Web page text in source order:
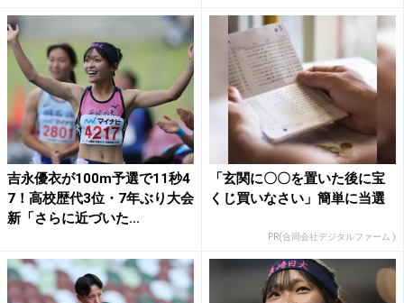
吉永優衣が100m予選で11秒4
7！高校歴代3位・7年ぶり大会
新「さらに近づいた...
「玄関に〇〇を置いた後に宝
くじ買いなさい」簡単に当選
PR(合同会社デジタルファーム )